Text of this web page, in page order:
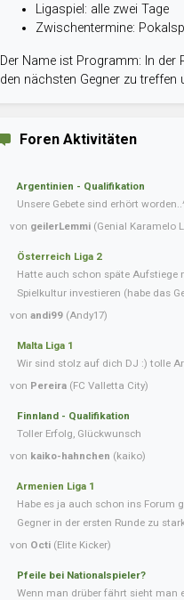
Ligaspiel: alle zwei Tage
Zwischentermine:
Der Name ist Programm: In der
den nächsten Gegner zu
Foren Aktivitäten
Argentinien - Qualifikation
Unsere Gebete sind erhört
von geilerLemmi (Genial Karamelo
Österreich Liga 2
Hatte auch schon späte Aufstiege
Spielkultur investieren (habe das
von andi99 (Andy17)
Malta Liga 1
Wir sind stolz auf dich DJ :) tolle
von Pereira (FC Valletta City)
Finnland - Qualifikation
Toller Erfolg, Glückwunsch
von kaiko-hahnchen (kaiko)
Armenien Liga 1
Habe es ja auch schon ins Forum
Gegner in der ersten Runde zu
von Octi (Elite Kicker)
Pfeile bei Nationalspieler?
Wenn man drüber fährt sieht man